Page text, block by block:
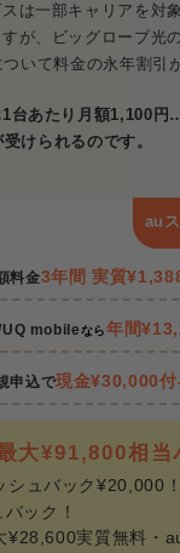
は一部キャリアを対
が、ビッグローブ光
いて料金の永年割引
台あたり月額1,100円
けられるのです。
au
料金3年間 実質
mobileなら年間
申込で現金¥30,000付
大¥91,800相当
シュバック¥20,000
ック！
¥28,600実質無料・